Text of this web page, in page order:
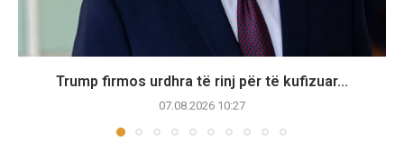
Trump firmos urdhra të rinj për të kufizuar...
07.08.2026 10:27